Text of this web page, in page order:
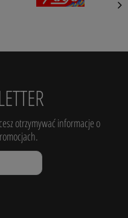
otrzymywać informacje o